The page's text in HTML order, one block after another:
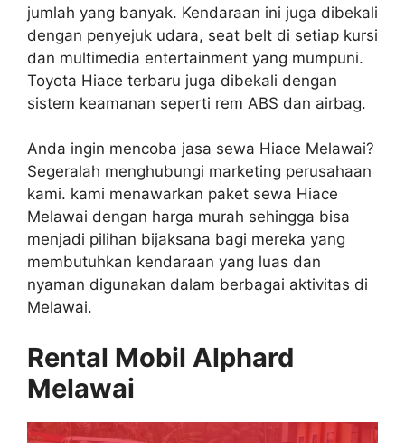
jumlah yang banyak. Kendaraan ini juga dibekali
dengan penyejuk udara, seat belt di setiap kursi
dan multimedia entertainment yang mumpuni.
Toyota Hiace terbaru juga dibekali dengan
sistem keamanan seperti rem ABS dan airbag.
Anda ingin mencoba jasa sewa Hiace Melawai?
Segeralah menghubungi marketing perusahaan
kami. kami menawarkan paket sewa Hiace
Melawai dengan harga murah sehingga bisa
menjadi pilihan bijaksana bagi mereka yang
membutuhkan kendaraan yang luas dan
nyaman digunakan dalam berbagai aktivitas di
Melawai.
Rental Mobil Alphard
Melawai